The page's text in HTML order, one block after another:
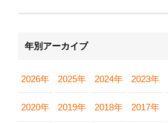
年別アーカイブ
2026年 2025年 2024年 2023年
2020年 2019年 2018年 2017年